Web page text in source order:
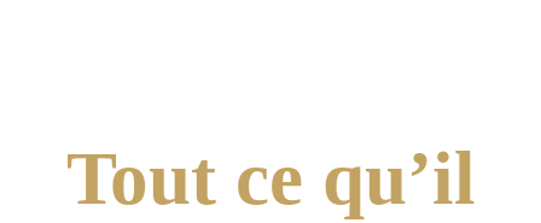
Tout ce qu’il